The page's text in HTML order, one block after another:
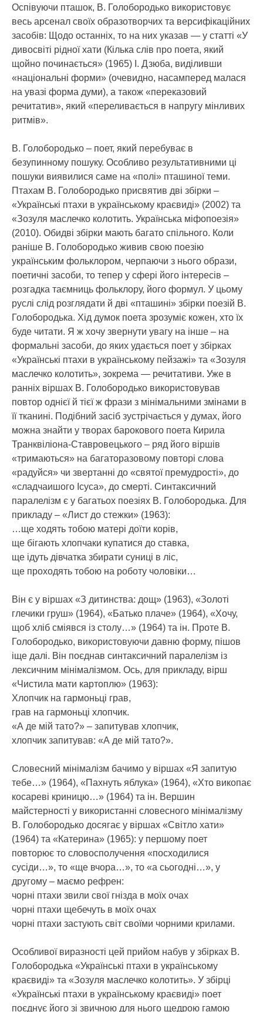
Оспівуючи пташок, В. Голобородько використовує
весь арсенал своїх образотворчих та версифікаційних
засобів: Щодо останніх, то на них указав — у статті «У
дивосвіті рідної хати (Кілька слів про поета, який
щойно починається» (1965) І. Дзюба, виділивши
«національні форми» (очевидно, насамперед малася
на увазі форма думи), а також «переказовий
речитатив», який «переливається в напругу мінливих
ритмів».
В. Голобородько – поет, який перебуває в
безупинному пошуку. Особливо результативними ці
пошуки виявилися саме на «полі» пташиної теми.
Птахам В. Голобородько присвятив дві збірки –
«Українські птахи в українському краєвиді» (2002) та
«Зозуля маслечко колотить. Українська міфопоезія»
(2010). Обидві збірки мають багато спільного. Коли
раніше В. Голобородько живив свою поезію
українським фольклором, черпаючи з нього образи,
поетичні засоби, то тепер у сфері його інтересів –
розгадка таємниць фольклору, його формул. У цьому
руслі слід розглядати й дві «пташині» збірки поезій В.
Голобородька. Хід думок поета зрозуміє кожен, хто їх
буде читати. Я ж хочу звернути увагу на інше – на
формальні засоби, до яких удається поет у збірках
«Українські птахи в українському пейзажі» та «Зозуля
маслечко колотить», зокрема — речитативи. Уже в
ранніх віршах В. Голобородько використовував
повтор однієї й тієї ж фрази з мінімальними змінами в
її тканині. Подібний засіб зустрічається у думах, його
можна знайти у творах барокового поета Кирила
Транквіліона-Ставровецького – ряд його віршів
«тримаються» на багаторазовому повторі слова
«радуйся» чи звертанні до «святої премудрості», до
«сладчаишого Ісуса», до смерті. Синтаксичний
паралелізм є у багатьох поезіях В. Голобородька. Для
прикладу – «Лист до стежки» (1963):
…ще ходять тобою матері доїти корів,
ще бігають хлопчаки купатися до ставка,
ще ідуть дівчатка збирати суниці в ліс,
ще проходять тобою на роботу чоловіки…
Він є у віршах «З дитинства: дощ» (1963), «Золоті
глечики груш» (1964), «Батько плаче» (1964), «Хочу,
щоб хліб сміявся із столу…» (1964) та ін. Проте В.
Голобородько, використовуючи давню форму, пішов
іще далі. Він поєднав синтаксичний паралелізм із
лексичним мінімалізмом. Ось, для прикладу, вірш
«Чистила мати картоплю» (1963):
Хлопчик на гармоньці грав,
грав на гармоньці хлопчик.
«А де мій тато?» – запитував хлопчик,
хлопчик запитував: «А де мій тато?».
Словесний мінімалізм бачимо у віршах «Я запитую
тебе…» (1964), «Пахнуть яблука» (1964), «Хто викопає
косареві криницю…» (1964) та ін. Вершин
майстерності у використанні словесного мінімалізму
В. Голобородько досягає у віршах «Світло хати»
(1964) та «Катерина» (1965): у першому поет
повторює то словосполучення «посходилися
сусіди…», то «ще вчора…», то «а сьогодні…», у
другому – маємо рефрен:
чорні птахи звили свої гнізда в моїх очах
чорні птахи щебечуть в моїх очах
чорні птахи застують світ своїми чорними крилами.
Особливої виразності цей прийом набув у збірках В.
Голобородька «Українські птахи в українському
краєвиді» та «Зозуля маслечко колотить». У збірці
«Українські птахи в українському краєвиді» поет
поєднує його зі звичною для нього щедрою гамою